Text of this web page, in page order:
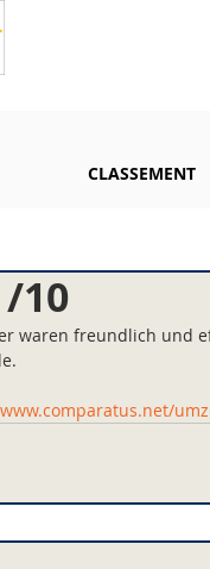
CLASSEMENT
10
waren freundlich und